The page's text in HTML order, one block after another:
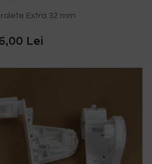
Extra 32 mm
Lei